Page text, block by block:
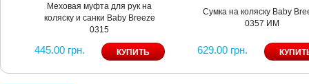
Меховая муфта для рук на
коляску и санки Baby Breeze
0315
445.00 грн.
Сумка на коляску Baby
0357 ИМ
629.00 грн.